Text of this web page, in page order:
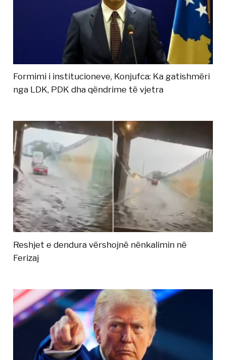
Formimi i institucioneve, Konjufca: Ka gatishmëri
nga LDK, PDK dha qëndrime të vjetra
Reshjet e dendura vërshojnë nënkalimin në
Ferizaj